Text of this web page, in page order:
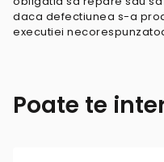
daca defectiunea s-a
executiei
Poate te